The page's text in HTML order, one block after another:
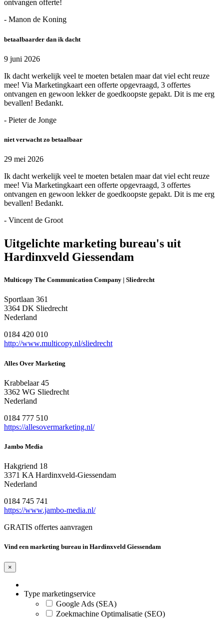
ontvangen offerte!
- Manon de Koning
betaalbaarder dan ik dacht
9 juni 2026
Ik dacht werkelijk veel te moeten betalen maar dat viel echt reuze
mee! Via Marketingkaart een offerte opgevraagd, 3 offertes
ontvangen en gewoon lekker de goedkoopste gepakt. Dit is me erg
bevallen! Bedankt.
- Pieter de Jonge
niet verwacht zo betaalbaar
29 mei 2026
Ik dacht werkelijk veel te moeten betalen maar dat viel echt reuze
mee! Via Marketingkaart een offerte opgevraagd, 3 offertes
ontvangen en gewoon lekker de goedkoopste gepakt. Dit is me erg
bevallen! Bedankt.
- Vincent de Groot
Uitgelichte marketing bureau's uit
Hardinxveld Giessendam
Multicopy The Communication Company | Sliedrecht
Sportlaan 361
3364 DK Sliedrecht
Nederland
0184 420 010
http://www.multicopy.nl/sliedrecht
Alles Over Marketing
Krabbelaar 45
3362 WG Sliedrecht
Nederland
0184 777 510
https://allesovermarketing.nl/
Jambo Media
Hakgriend 18
3371 KA Hardinxveld-Giessendam
Nederland
0184 745 741
https://www.jambo-media.nl/
GRATIS offertes aanvragen
Vind een marketing bureau in Hardinxveld Giessendam
×
Type marketingservice
Google Ads (SEA)
Zoekmachine Optimalisatie (SEO)